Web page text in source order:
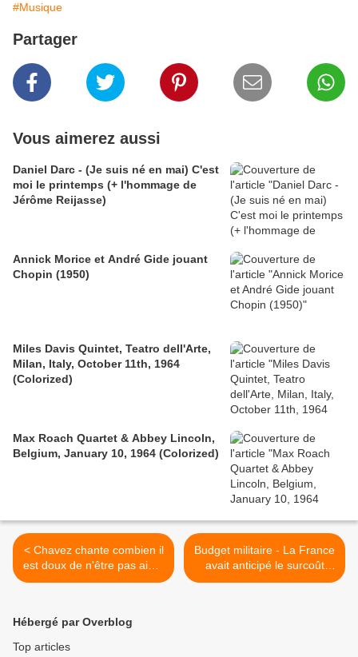
#Musique
Partager
Vous aimerez aussi
Daniel Darc - (Je suis né en mai) C'est
moi le printemps (+ l'hommage de
Jérôme Reijasse)
Annick Morice et André Gide jouant
Chopin (1950)
Miles Davis Quintet, Teatro dell'Arte,
Milan, Italy, October 11th, 1964
(Colorized)
Max Roach Quartet & Abbey Lincoln,
Belgium, January 10, 1964 (Colorized)
< Chavez chante combien il
est doux de n'être pas aimé
par Hillary Clin-Thon
Budget militaire - La France
avait anticipé le surcoût
ivoirien, mais sous-estimé
Hébergé par Overblog
Top articles